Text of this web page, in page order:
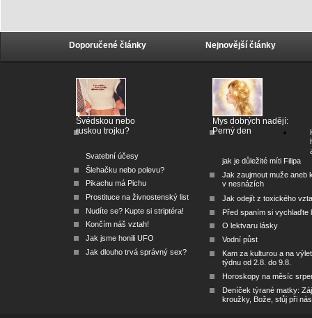
Doporučené články
Švédskou nebo
ruskou trojku?
Svatební účesy
Šlehačku nebo polevu?
Pikachu má Pichu
Prostituce na živnostenský list
Nudíte se? Kupte si striptéra!
Končím náš vztah!
Jak jsme honili UFO
Jak dlouho trvá správný sex?
Nejnovější články
Mys dobrých nadějí:
Perný den
jak je důležité míti Filipa
Jak zaujmout muže aneb
v nesnázích
Jak odejít z toxického
Před spaním si vychlaďte
O lektvaru lásky
Vodní půst
Kam za kulturou a na
týdnu od 2.8. do 9.8.
Horoskopy na měsíc
Deníček týrané matky:
kroužky, Bože, stůj při nás